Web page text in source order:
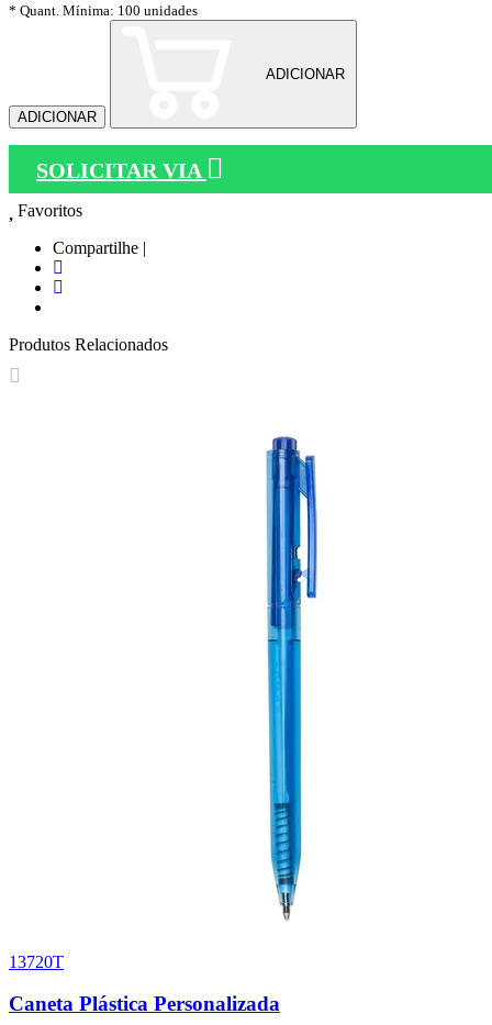
* Quant. Mínima: 100 unidades
ADICIONAR
ADICIONAR
SOLICITAR VIA
Favoritos
Compartilhe |
Produtos Relacionados
13720T
Caneta Plástica Personalizada